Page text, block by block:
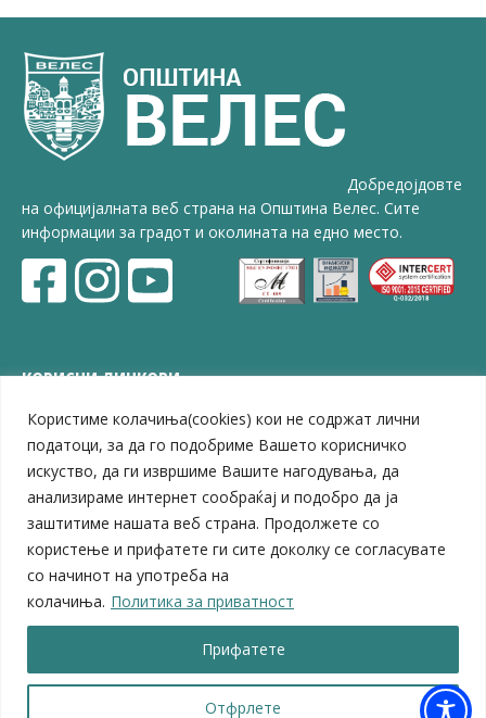
Користиме колачиња(cookies) кои не содржат лични
податоци, за да го подобриме Вашето корисничко
искуство, да ги извршиме Вашите нагодувања, да
анализираме интернет сообраќај и подобро да ја
заштитиме нашата веб страна. Продолжете со
користење и прифатете ги сите доколку се согласувате
со начинот на употреба на
колачиња. Политика за приватност
Отфрлете
Прифатете
Добредојдовте
на официјалната веб страна на Општина Велес. Сите
информации за градот и околината на едно место.
КОРИСНИ ЛИНКОВИ
ЗЕЛС – Заедница на единиците на локална самоуправа
Центар за развој на Вардарски плански регион
Јавно комунално претпријатие „Дервен“
ЈПССО „Парк – спорт и паркинзи“
ЛУ „Народен Музеј“
Влада на Република Северна Македонија
Собрание на Република Северна Македонија
Министерство за финансии
Министерство за транспорт
Министерство за локална самоуправа
Министерство за дигитална трансформација
Министерство за јавна администрација